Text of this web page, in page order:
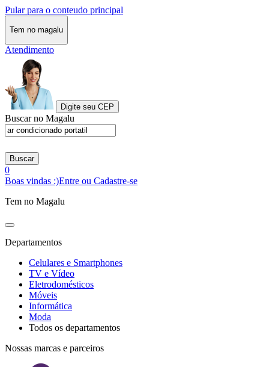
Pular para o conteudo principal
Tem no magalu
Atendimento
Digite seu CEP
Buscar no Magalu
Buscar
0
Boas vindas :)Entre ou Cadastre-se
Tem no Magalu
Departamentos
Celulares e Smartphones
TV e Vídeo
Eletrodomésticos
Móveis
Informática
Moda
Todos os departamentos
Nossas marcas e parceiros